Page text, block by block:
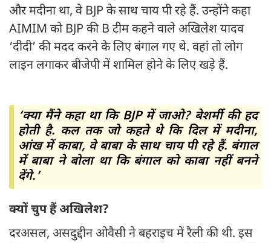
और मदीना था, वे BJP के साथ चाय पी रहे हैं. उन्होंने कहा
AIMIM को BJP की B टीम कहने वाले अखिलेश यादव
‘दीदी’ की मदद करने के लिए बंगाल गए थे. वहां तो लोग
लाइन लगाकर बीजेपी में शामिल होने के लिए खड़े हैं.
‘क्या मैंने कहा था कि BJP में जाओ? बेशर्मी की हद
होती है. कल तक जो कहते थे कि दिल में मदीना,
आंख में काबा, वे बाबा के साथ चाय पी रहे हैं. बंगाल
में बाबा ने बोला था कि बंगाल को काबा नहीं बनने
देंगे.’
क्यों चुप हैं अखिलेश?
दरअसल, असदुद्दीन ओवैसी ने बहराइच में रैली की थी. इस